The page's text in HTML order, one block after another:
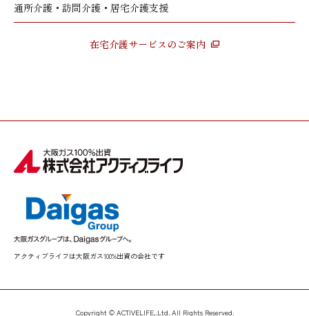
通所介護・訪問介護・居宅介護支援
在宅介護サービスのご案内
アクティブライフは大阪ガス100%出資の会社です
Copyright © ACTIVELIFE,.Ltd. All Rights Reserved.